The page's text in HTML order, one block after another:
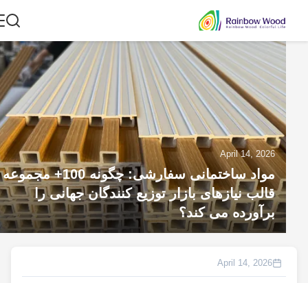
April 14, 2026
مواد ساختمانی سفارشی: چگونه 100+ مجموعه
قالب نیازهای بازار توزیع کنندگان جهانی را
برآورده می کند؟
April 14, 2026